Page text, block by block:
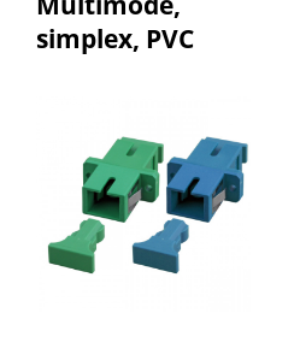
simplex, PVC